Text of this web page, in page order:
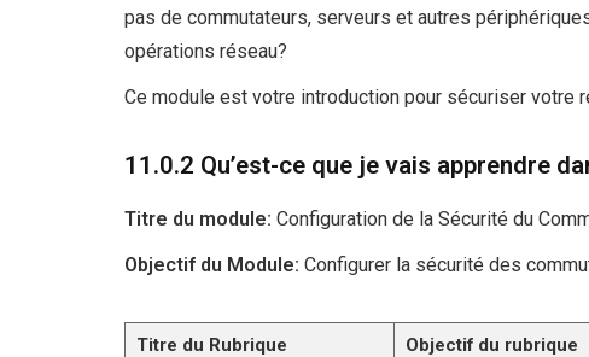
pas de commutateurs, serveurs et autres
opérations réseau?
Ce module est votre introduction pour sécuriser votre
11.0.2 Qu’est-ce que je vais apprendre
Titre du module: Configuration de la Sécurité du
Objectif du Module: Configurer la sécurité des
Titre du Rubrique Objectif du rubrique